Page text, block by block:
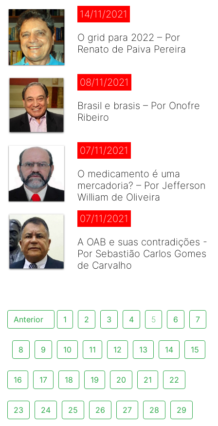
14/11/2021
O grid para 2022 – Por
Renato de Paiva Pereira
08/11/2021
Brasil e brasis – Por Onofre
Ribeiro
07/11/2021
O medicamento é uma
mercadoria? – Por Jefferson
William de Oliveira
07/11/2021
A OAB e suas contradições -
Por Sebastião Carlos Gomes
de Carvalho
Anterior 1 2 3 4 5 6 7
8 9 10 11 12 13 14 15
16 17 18 19 20 21 22
23 24 25 26 27 28 29